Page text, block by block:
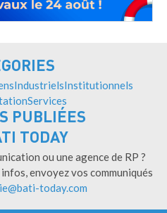
IndustrielsInstitutionnels
Services
PUBLIÉES
TODAY
ou une agence de RP ?
envoyez vos communiqués
today.com